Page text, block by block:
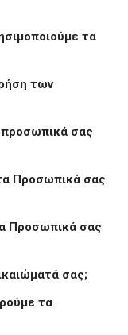
τα
των
σας
Προσωπικά σας
Προσωπικά σας
σας;
τα